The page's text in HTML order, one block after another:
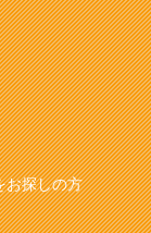
お探しの方